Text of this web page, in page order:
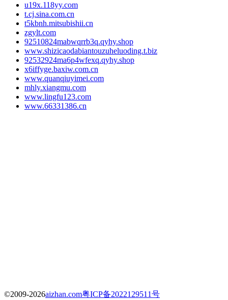
u19x.118yy.com
t.cj.sina.com.cn
t5kbnh.mitsubishii.cn
zgylt.com
92510824mabwqrrb3q.qyhy.shop
www.shizicaodabiantouzuheluoding.t.biz
92532924ma6p4wfexq.qyhy.shop
x6iffyge.baxiw.com.cn
www.quanqiuyimei.com
mhly.xiangmu.com
www.lingfu123.com
www.66331386.cn
©2009-2026aizhan.com粤ICP备2022129511号